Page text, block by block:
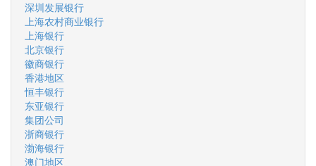
深圳发展银行
上海农村商业银行
上海银行
北京银行
徽商银行
香港地区
恒丰银行
东亚银行
集团公司
浙商银行
渤海银行
澳门地区